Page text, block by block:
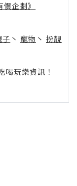
企劃》
子 丶 寵物 丶 扮靚
玩樂資訊！